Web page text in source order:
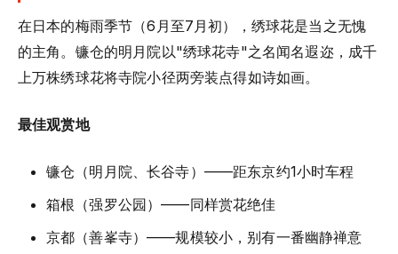
在日本的梅雨季节（6月至7月初），绣球花是当之无愧
的主角。镰仓的明月院以"绣球花寺"之名闻名遐迩，成千
上万株绣球花将寺院小径两旁装点得如诗如画。
最佳观赏地
镰仓（明月院、长谷寺）——距东京约1小时车程
箱根（强罗公园）——同样赏花绝佳
京都（善峯寺）——规模较小，别有一番幽静禅意